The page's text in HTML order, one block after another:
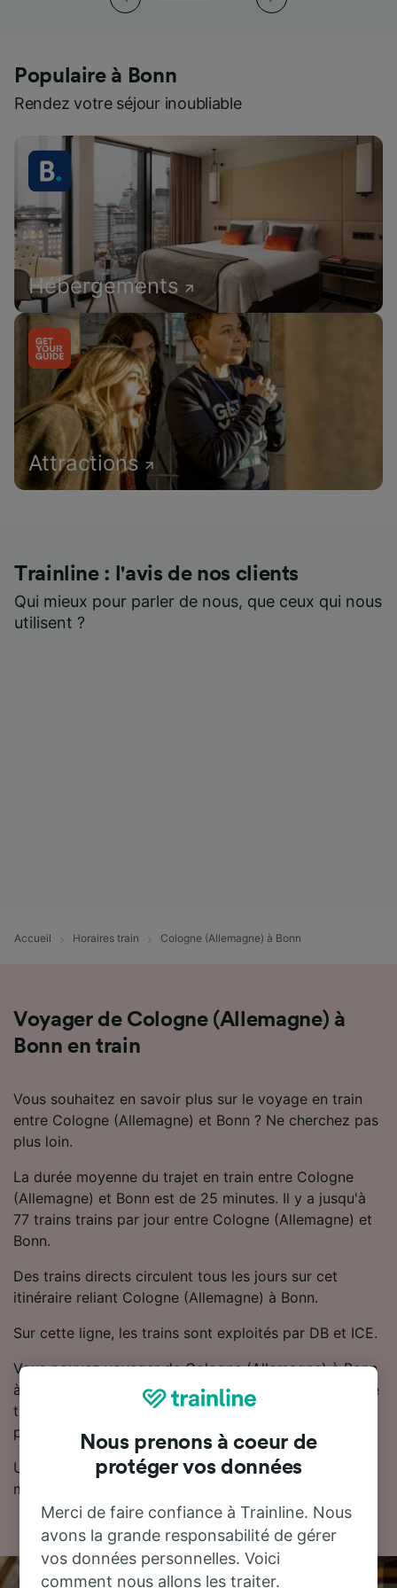
Populaire à Bonn
Rendez votre séjour inoubliable
Hébergements
Attractions
Trainline : l'avis de nos clients
Qui mieux pour parler de nous, que ceux qui nous
utilisent ?
Accueil Horaires train Cologne (Allemagne) à Bonn
Voyager de Cologne (Allemagne) à
Bonn en train
Vous souhaitez en savoir plus sur le voyage en train
entre Cologne (Allemagne) et Bonn ? Ne cherchez pas
plus loin.
La durée moyenne du trajet en train entre Cologne
(Allemagne) et Bonn est de 25 minutes. Il y a jusqu'à
77 trains trains par jour entre Cologne (Allemagne) et
Bonn.
Des trains directs circulent tous les jours sur cet
itinéraire reliant Cologne (Allemagne) à Bonn.
Sur cette ligne, les trains sont exploités par DB et ICE.
Vous pouvez voyager de Cologne (Allemagne) à Bonn
à partir de seulement 15.17 CHF. Réserver son billet de
train à l'avance permet généralement de trouver des
prix plus bas.
Utilisez notre planificateur de voyage pour obtenir les
meilleurs prix sur vos billets.
Nous prenons à coeur de
protéger vos données
Merci de faire confiance à Trainline. Nous
avons la grande responsabilité de gérer
vos données personnelles. Voici
comment nous allons les traiter.